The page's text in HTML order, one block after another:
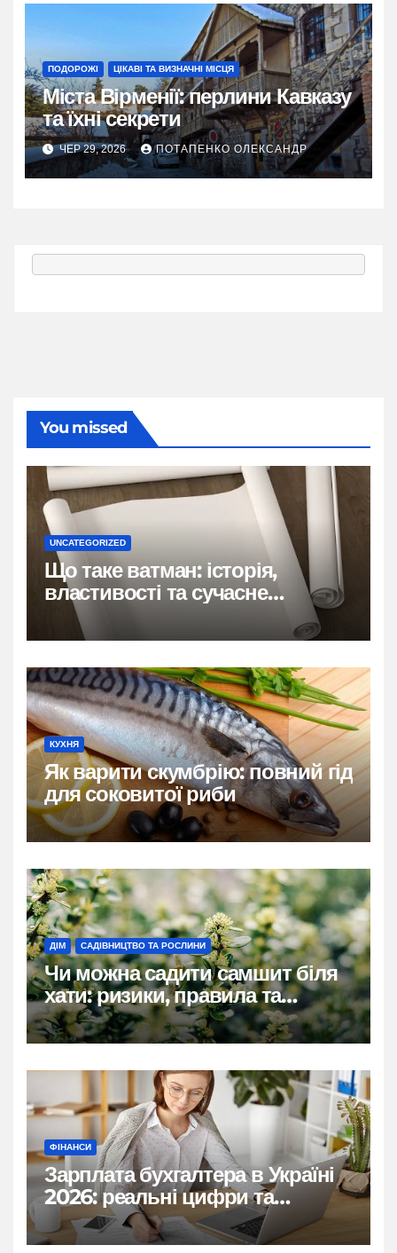
ПОДОРОЖІ ЦІКАВІ ТА ВИЗНАЧНІ МІСЦЯ
Міста Вірменії: перлини Кавказу
та їхні секрети
ЧЕР 29, 2026 ПОТАПЕНКО ОЛЕКСАНДР
You missed
UNCATEGORIZED
Що таке ватман: історія,
властивості та сучасне
застосування
КУХНЯ
Як варити скумбрію: повний гід
для соковитої риби
ДІМ САДІВНИЦТВО ТА РОСЛИНИ
Чи можна садити самшит біля
хати: ризики, правила та
практичні рішення
ФІНАНСИ
Зарплата бухгалтера в Україні
2026: реальні цифри та
нюанси